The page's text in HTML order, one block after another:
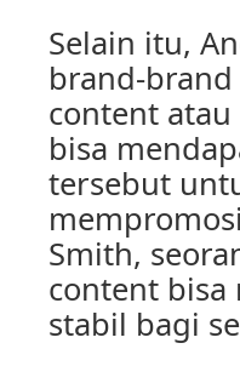
Selain itu,
brand-
content
bisa
tersebut
Smith,
content
stabil bagi